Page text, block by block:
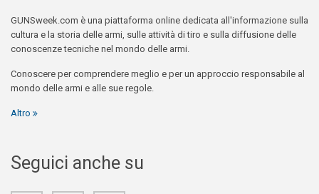
GUNSweek.com è una piattaforma online dedicata all'informazione sulla
cultura e la storia delle armi, sulle attività di tiro e sulla diffusione delle
conoscenze tecniche nel mondo delle armi.
Conoscere per comprendere meglio e per un approccio responsabile al
mondo delle armi e alle sue regole.
Altro
Seguici anche su